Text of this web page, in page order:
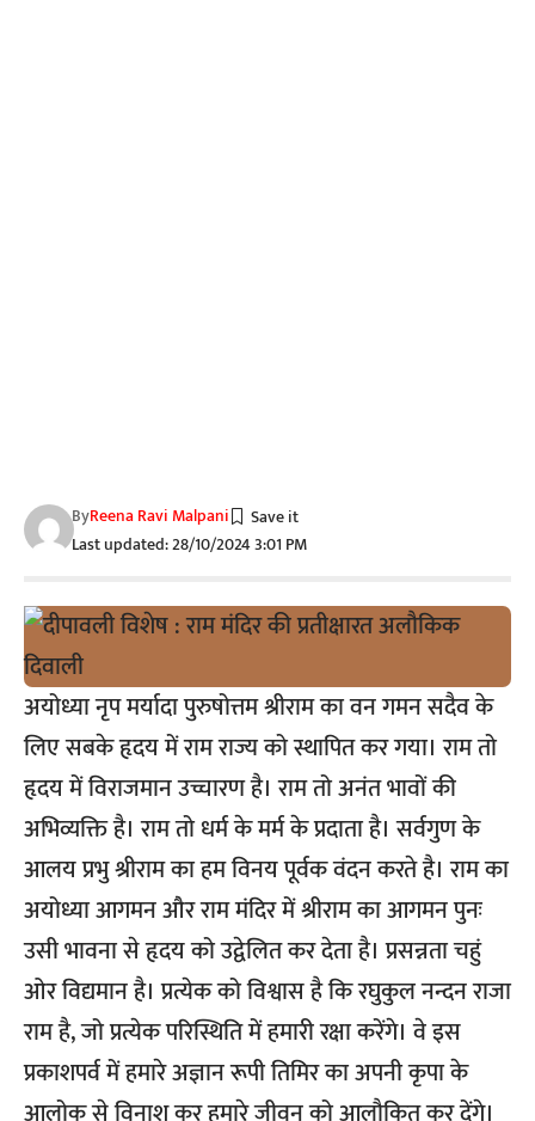
Last updated: 28/10/2024 3:01 PM
ByReena Ravi Malpani
अयोध्या नृप मर्यादा पुरुषोत्तम श्रीराम का वन गमन सदैव के
लिए सबके हृदय में राम राज्य को स्थापित कर गया। राम तो
हृदय में विराजमान उच्चारण है। राम तो अनंत भावों की
अभिव्यक्ति है। राम तो धर्म के मर्म के प्रदाता है। सर्वगुण के
आलय प्रभु श्रीराम का हम विनय पूर्वक वंदन करते है। राम का
अयोध्या आगमन और राम मंदिर में श्रीराम का आगमन पुनः
उसी भावना से हृदय को उद्वेलित कर देता है। प्रसन्नता चहुं
ओर विद्यमान है। प्रत्येक को विश्वास है कि रघुकुल नन्दन राजा
राम है, जो प्रत्येक परिस्थिति में हमारी रक्षा करेंगे। वे इस
प्रकाशपर्व में हमारे अज्ञान रूपी तिमिर का अपनी कृपा के